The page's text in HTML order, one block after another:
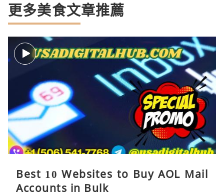
更多美食文章推薦
Best 10 Websites to Buy AOL Mail
Accounts in Bulk